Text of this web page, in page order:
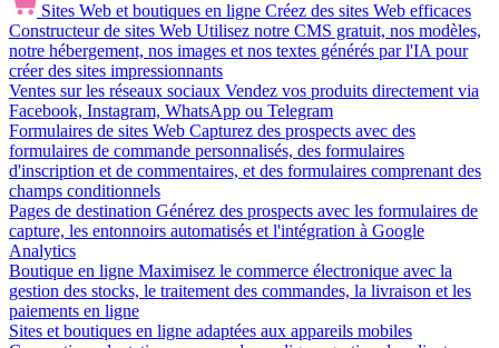
Sites Web et boutiques en ligne Créez des sites Web efficaces
Constructeur de sites Web Utilisez notre CMS gratuit, nos modèles,
notre hébergement, nos images et nos textes générés par l'IA pour
créer des sites impressionnants
Ventes sur les réseaux sociaux Vendez vos produits directement via
Facebook, Instagram, WhatsApp ou Telegram
Formulaires de sites Web Capturez des prospects avec des
formulaires de commande personnalisés, des formulaires
d'inscription et de commentaires, et des formulaires comprenant des
champs conditionnels
Pages de destination Générez des prospects avec les formulaires de
capture, les entonnoirs automatisés et l'intégration à Google
Analytics
Boutique en ligne Maximisez le commerce électronique avec la
gestion des stocks, le traitement des commandes, la livraison et les
paiements en ligne
Sites et boutiques en ligne adaptées aux appareils mobiles